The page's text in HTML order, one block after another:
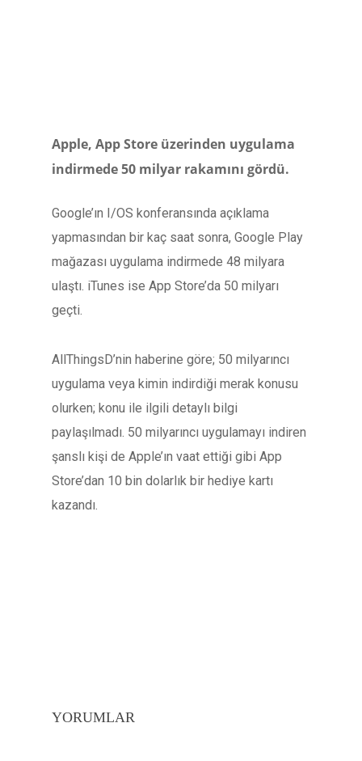
Apple, App Store üzerinden uygulama
indirmede 50 milyar rakamını gördü.
Google’ın I/OS konferansında açıklama
yapmasından bir kaç saat sonra, Google Play
mağazası uygulama indirmede 48 milyara
ulaştı. iTunes ise App Store’da 50 milyarı
geçti.
AllThingsD’nin haberine göre; 50 milyarıncı
uygulama veya kimin indirdiği merak konusu
olurken; konu ile ilgili detaylı bilgi
paylaşılmadı. 50 milyarıncı uygulamayı indiren
şanslı kişi de Apple’ın vaat ettiği gibi App
Store’dan 10 bin dolarlık bir hediye kartı
kazandı.
YORUMLAR